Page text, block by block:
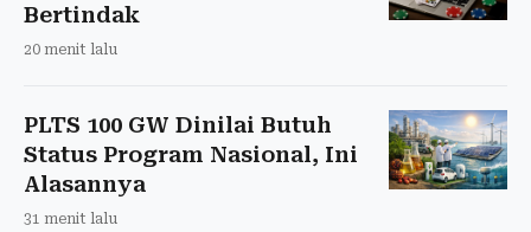
Bertindak
20 menit lalu
PLTS 100 GW Dinilai Butuh
Status Program Nasional, Ini
Alasannya
31 menit lalu